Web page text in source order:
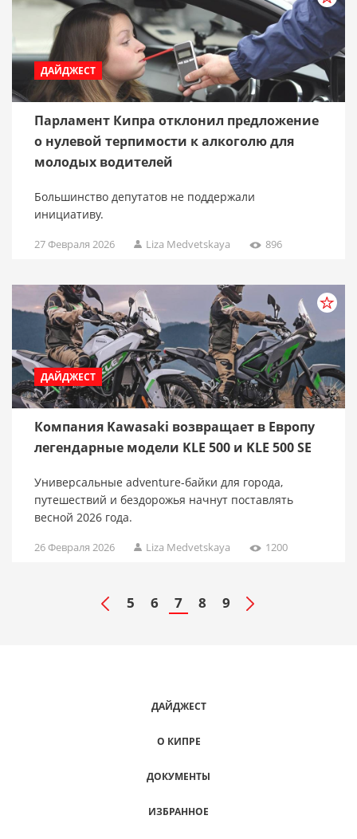
ДАЙДЖЕСТ
Парламент Кипра отклонил предложение
о нулевой терпимости к алкоголю для
молодых водителей
Большинство депутатов не поддержали
инициативу.
27 Февраля 2026 Liza Medvetskaya 896
ДАЙДЖЕСТ
Компания Kawasaki возвращает в Европу
легендарные модели KLE 500 и KLE 500 SE
Универсальные adventure-байки для города,
путешествий и бездорожья начнут поставлять
весной 2026 года.
26 Февраля 2026 Liza Medvetskaya 1200
5 6 7 8 9
ДАЙДЖЕСТ
О КИПРЕ
ДОКУМЕНТЫ
ИЗБРАННОЕ